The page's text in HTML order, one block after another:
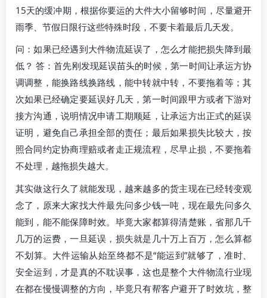
15天的缓冲期，根据你要运的大件大小留够时间，尽量避开
雨季、节假日限行这些特殊时段，不要卡着最后几天发。
问：如果已经遇到大件物流延误了，怎么才能把损失降到最
低？ 答：首先刚发现延误苗头的时候，第一时间让承运方协
调调整，能换路线换路线，能中转就中转，不要拖着等；其
次如果已经确定要延误好几天，第一时间跟甲方或者下游对
接方沟通，说明情况申请工期顺延，让承运方出正式的延误
证明，避免自己承担全部的责任；最后如果损失比较大，按
照合同约定协商理赔或者走正规流程，尽早止损，不要拖着
不处理，越拖损失越大。
其实做这行久了就能发现，越来越多的货主现在已经转变观
念了，原来大家找大件最先问多少钱一吨，现在最先问多久
能到，能不能保障时效。毕竟大家都算得清楚账，省那几千
几万的运费，一旦延误，损失就是几十万上百万，怎么算都
不划算。大件运输从始至终都不是“能运到”就够了，准时、
安全运到，才是真的不耽误事，这也是整个大件物流行业现
在都在慢慢调整的方向，毕竟只有帮客户避开了时效坑，整